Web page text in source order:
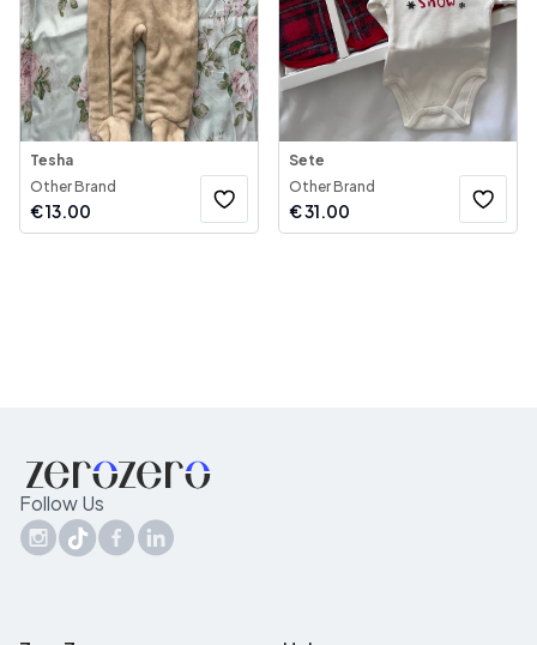
Tesha
Other Brand
€13.00
Sete
Other Brand
€31.00
Follow Us